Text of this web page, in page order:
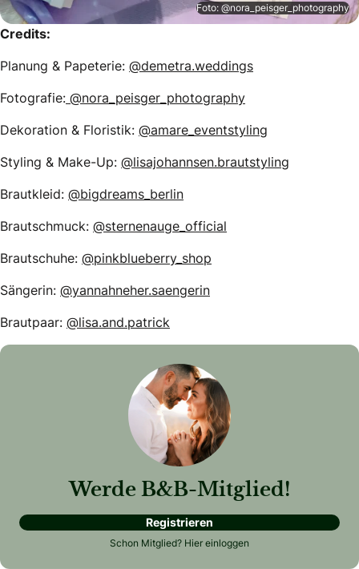
Foto: @nora_peisger_photography
Credits:
Planung & Papeterie: @demetra.weddings
Fotografie: @nora_peisger_photography
Dekoration & Floristik: @amare_eventstyling
Styling & Make-Up: @lisajohannsen.brautstyling
Brautkleid: @bigdreams_berlin
Brautschmuck: @sternenauge_official
Brautschuhe: @pinkblueberry_shop
Sängerin: @yannahneher.saengerin
Brautpaar: @lisa.and.patrick
Werde B&B-Mitglied!
Registrieren
Schon Mitglied? Hier einloggen